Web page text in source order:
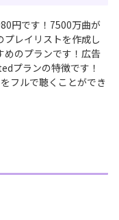
円です！7500万曲が
レイリストを作成し
めのプランです！広告
プランの特徴です！
フルで聴くことができ